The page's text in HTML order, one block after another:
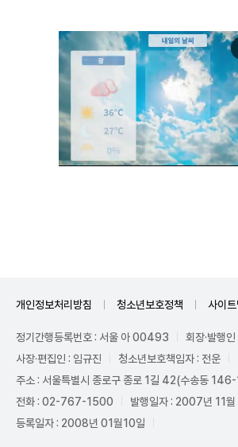
개인정보처리방침 청소년보호정책 사이트
정기간행등록번호 : 서울 아 00493
회장·발행
사장·편집인 : 임규진
청소년보호책임자 : 전운
주소 : 서울특별시 종로구 종로 1길 42(수송동
전화 : 02-767-1500
발행일자 : 2007년 11월
등록일자 : 2008년 01월10일